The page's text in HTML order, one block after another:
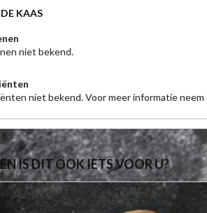
KAAS
niet bekend.
niet bekend. Voor meer informatie
IS DIT OOK IETS VOOR U?